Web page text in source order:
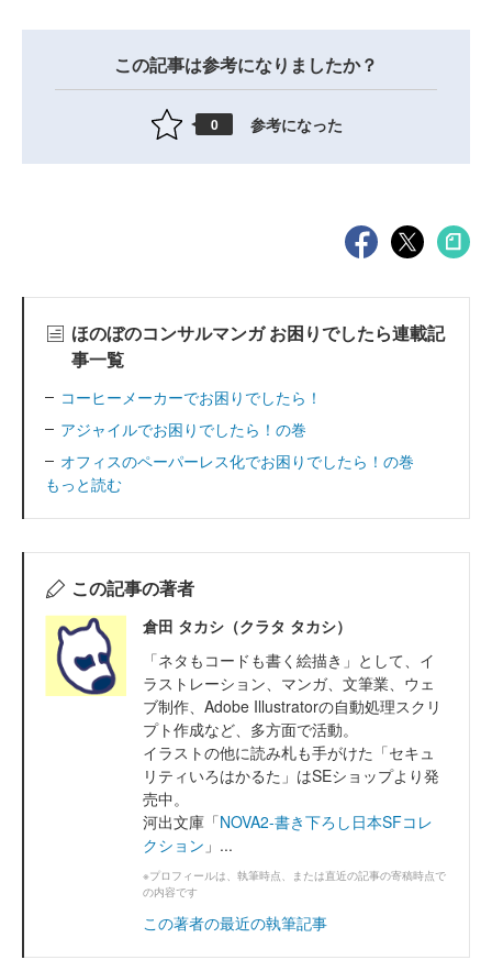
この記事は参考になりましたか？
0 参考になった
ほのぼのコンサルマンガ お困りでしたら連載記
事一覧
コーヒーメーカーでお困りでしたら！
アジャイルでお困りでしたら！の巻
オフィスのペーパーレス化でお困りでしたら！の巻
もっと読む
この記事の著者
倉田 タカシ（クラタ タカシ）
「ネタもコードも書く絵描き」として、イ
ラストレーション、マンガ、文筆業、ウェ
ブ制作、Adobe Illustratorの自動処理スクリ
プト作成など、多方面で活動。
イラストの他に読み札も手がけた「セキュ
リティいろはかるた」はSEショップより発
売中。
河出文庫「NOVA2-書き下ろし日本SFコレ
クション 」...
※プロフィールは、執筆時点、または直近の記事の寄稿時点で
の内容です
この著者の最近の執筆記事